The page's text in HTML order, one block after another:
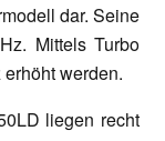
dar. Seine
Mittels Turbo
werden.
liegen recht